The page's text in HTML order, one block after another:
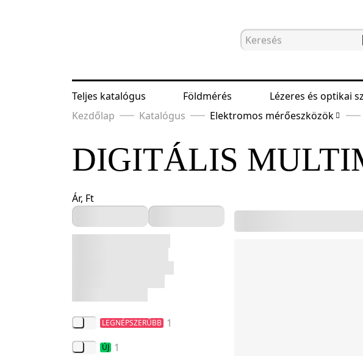
Teljes katalógus Földmérés Lézeres és optikai
Kezdőlap
Katalógus Elektromos mérőeszközök
DIGITÁLIS
Ár, Ft
LEGNÉPSZERŰBB 1
ÚJ 1